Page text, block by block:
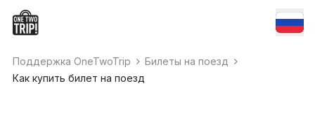
Поддержка OneTwoTrip
Билеты на поезд
Как купить билет на поезд